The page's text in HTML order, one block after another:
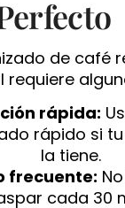
de café
requiere
rápida:
rápido si
la tiene.
frecuente:
cada 30